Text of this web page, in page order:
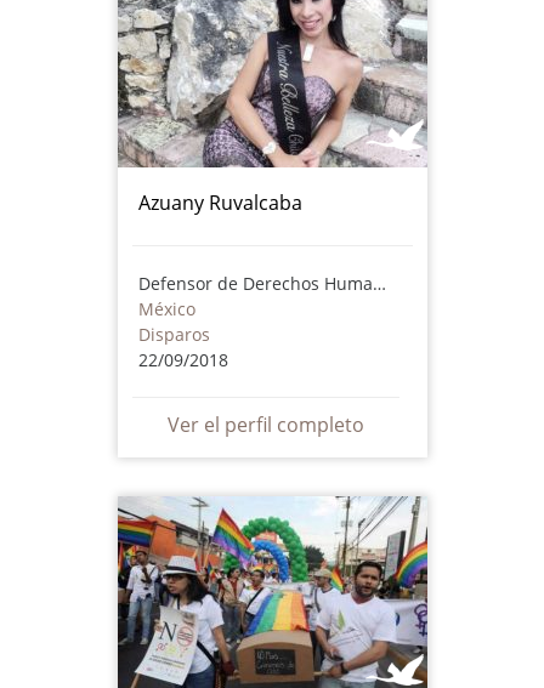
Azuany Ruvalcaba
Defensor de Derechos Humanos
México
Disparos
22/09/2018
Ver el perfil completo